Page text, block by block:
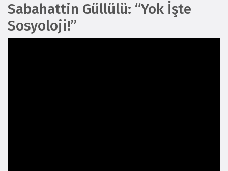
Sabahattin Güllülü: “Yok İşte
Sosyoloji!”